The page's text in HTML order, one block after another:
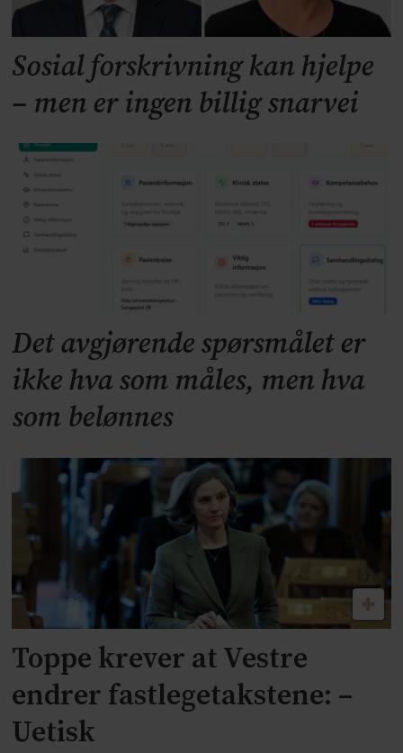
Sosial forskrivning kan hjelpe
– men er ingen billig snarvei
Det avgjørende spørsmålet er
ikke hva som måles, men hva
som belønnes
Toppe krever at Vestre
endrer fastlegetakstene: –
Uetisk